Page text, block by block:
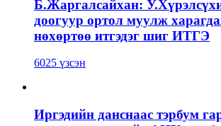
Б.Жаргалсайхан:
доогуур ортол муулж
нөхөртөө итгэдэг шиг ИТГЭ
6025 үзсэн
Иргэдийн данснаас тэрбум